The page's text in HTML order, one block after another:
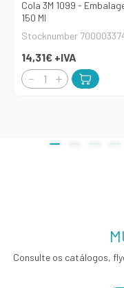
Cola 3M 1099 -
150 Ml
Stocknumber
14,31€ +IVA
Consulte os catálogos,